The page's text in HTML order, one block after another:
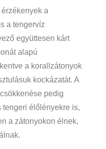
a
a tengervíz
együttesen kárt
alapú
a korallzátonyok
kockázatát. A
pedig
tengeri élőlényekre is,
a zátonyokon élnek,